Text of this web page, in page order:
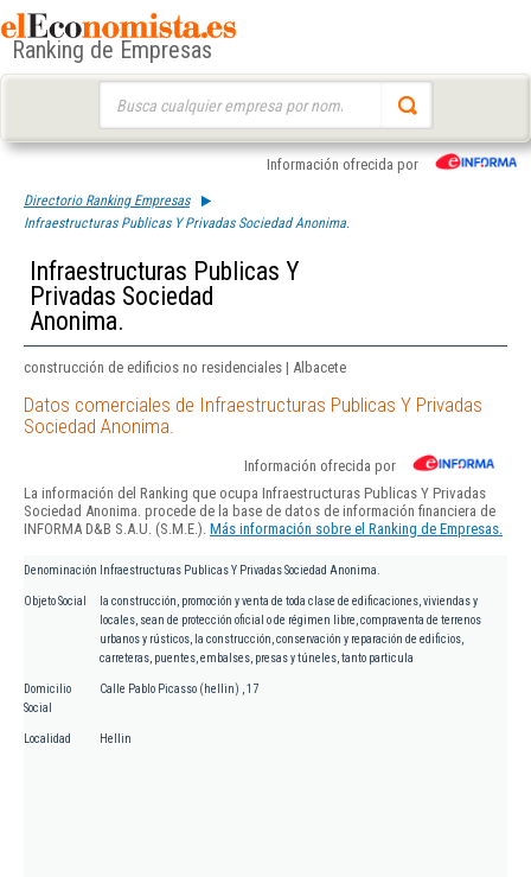
Ranking de Empresas
Información ofrecida por
Directorio Ranking Empresas
Infraestructuras Publicas Y Privadas Sociedad Anonima.
Infraestructuras Publicas Y
Privadas Sociedad
Anonima.
construcción de edificios no residenciales | Albacete
Datos comerciales de Infraestructuras Publicas Y Privadas
Sociedad Anonima.
Información ofrecida por
La información del Ranking que ocupa Infraestructuras Publicas Y Privadas
Sociedad Anonima. procede de la base de datos de información financiera de
INFORMA D&B S.A.U. (S.M.E.). Más información sobre el Ranking de Empresas.
Denominación Infraestructuras Publicas Y Privadas Sociedad Anonima.
Objeto Social
la construcción, promoción y venta de toda clase de edificaciones, viviendas y
locales, sean de protección oficial o de régimen libre, compraventa de terrenos
urbanos y rústicos, la construcción, conservación y reparación de edificios,
carreteras, puentes, embalses, presas y túneles, tanto particula
Domicilio
Social
Calle Pablo Picasso (hellin) , 17
Localidad Hellin